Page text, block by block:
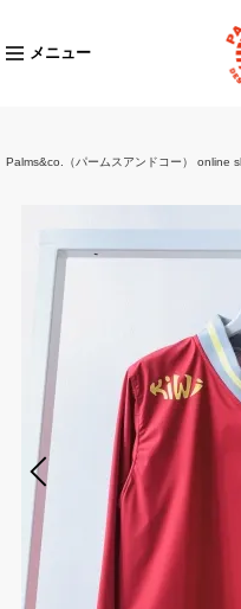
メニュー
Palms&co.（パームスアンドコー） online